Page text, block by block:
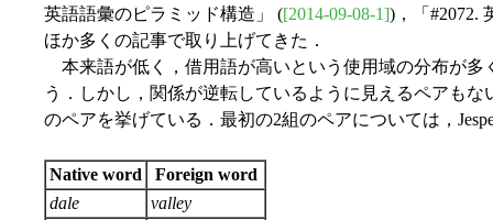
英語語彙のピラミッド構造」 ([2014-09-08-1])，「#2072.
ほか多くの記事で取り上げてきた．
本来語が低く，借用語が高いという使用域の分布が多
う．しかし，関係が逆転しているように見えるペアもな
のペアを挙げている．最初の2組のペアについては，
Native word
Foreign word
dale
valley